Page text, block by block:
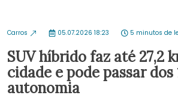
Carros 05.07.2026 18:23 5 minutos de
SUV híbrido faz até 27,2
cidade e pode passar dos
autonomia